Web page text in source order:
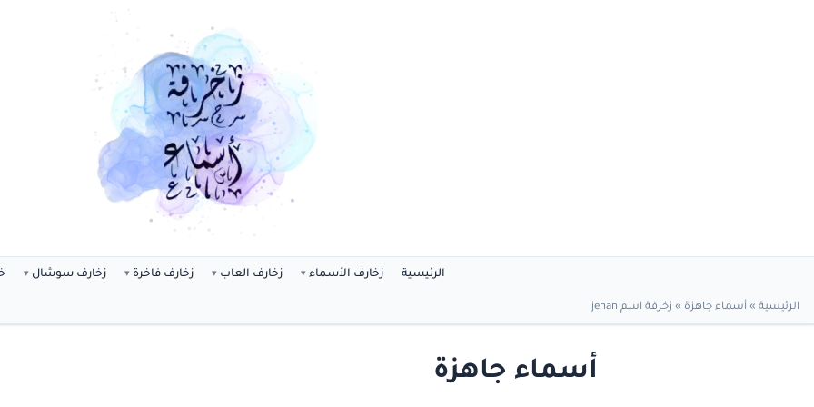
الرئيسية زخارف الأسماء زخارف العاب زخارف فاخرة زخارف سوشال
الرئيسية » أسماء جاهزة » زخرفة اسم jenan
أسماء جاهزة